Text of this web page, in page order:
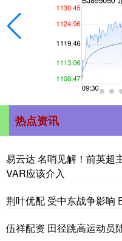
热点资讯
易云达 名哨见解！前英超
VAR应该介入
荆叶优配 受中东战争影响
伍祥配资 田径跳高运动员